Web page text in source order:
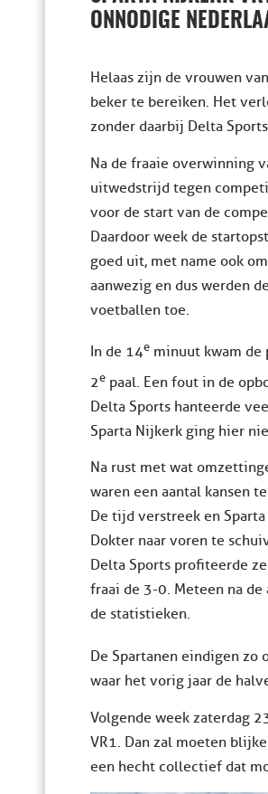
ONNODIGE
Helaas zijn de vrouwen
beker te bereiken. Het
zonder daarbij Delta
Na de fraaie overwinning
uitwedstrijd tegen
voor de start van de
Daardoor week de
goed uit, met name ook
aanwezig en dus werden
voetballen toe.
In de 14e minuut kwam de
2e paal. Een fout in de
Delta Sports hanteerde
Sparta Nijkerk ging hier
Na rust met wat
waren een aantal kansen
De tijd verstreek en
Dokter naar voren te
Delta Sports profiteerde
fraai de 3-0. Meteen na de
de statistieken.
De Spartanen eindigen zo
waar het vorig jaar de
Volgende week zaterdag
VR1. Dan zal moeten
een hecht collectief dat